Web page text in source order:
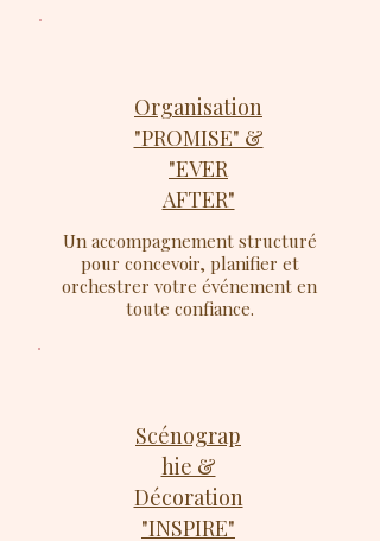
Organisation
"PROMISE" &
"EVER
AFTER"
Un accompagnement structuré
pour concevoir, planifier et
orchestrer votre événement en
toute confiance.
Scénograp
hie &
Décoration
"INSPIRE"